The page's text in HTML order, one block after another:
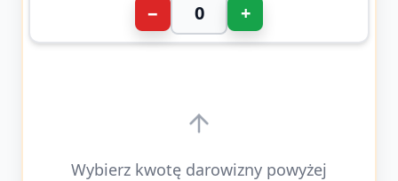
− +
Wybierz kwotę darowizny powyżej